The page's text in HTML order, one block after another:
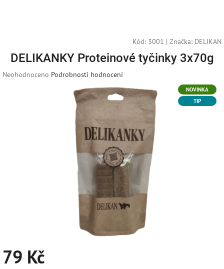
košík
Kód: 3001 | Značka: DELIKAN
DELIKANKY Proteinové tyčinky 3x70g
Průměrné
Neohodnoceno Podrobnosti hodnocení
NOVINKA
TIP
79 Kč